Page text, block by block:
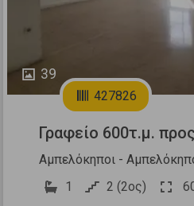
39
427826
Γραφείο 600τ.μ.
Αμπελόκηποι -
1
2 (2ος)